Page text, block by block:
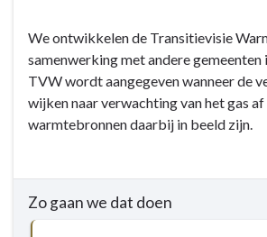
naar
navigatie
5.1
Duurzaamheid
5.1.2
We ontwikkelen de Transitievisie
samenwerking met andere gemeenten
TVW wordt aangegeven wanneer de
wijken naar verwachting van het gas af
warmtebronnen daarbij in beeld zijn.
Zo gaan we dat doen